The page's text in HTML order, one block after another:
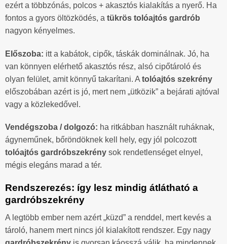
ezért a többzónás, polcos + akasztós kialakítás a nyerő. Ha
fontos a gyors öltözködés, a tükrös tolóajtós gardrób
nagyon kényelmes.
Előszoba: itt a kabátok, cipők, táskák dominálnak. Jó, ha
van könnyen elérhető akasztós rész, alsó cipőtároló és
olyan felület, amit könnyű takarítani. A tolóajtós szekrény
előszobában azért is jó, mert nem „ütközik” a bejárati ajtóval
vagy a közlekedővel.
Vendégszoba / dolgozó: ha ritkábban használt ruháknak,
ágyneműnek, bőröndöknek kell hely, egy jól polcozott
tolóajtós gardróbszekrény sok rendetlenséget elnyel,
mégis elegáns marad a tér.
Rendszerezés: így lesz mindig átlátható a
gardróbszekrény
A legtöbb ember nem azért „küzd” a renddel, mert kevés a
tároló, hanem mert nincs jól kialakított rendszer. Egy nagy